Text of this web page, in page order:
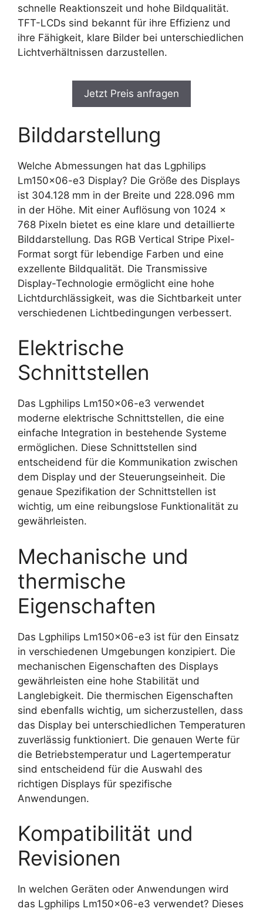
schnelle Reaktionszeit und hohe Bildqualität.
TFT-LCDs sind bekannt für ihre Effizienz und
ihre Fähigkeit, klare Bilder bei unterschiedlichen
Lichtverhältnissen darzustellen.
Jetzt Preis anfragen
Bilddarstellung
Welche Abmessungen hat das Lgphilips
Lm150x06-e3 Display? Die Größe des Displays
ist 304.128 mm in der Breite und 228.096 mm
in der Höhe. Mit einer Auflösung von 1024 x
768 Pixeln bietet es eine klare und detaillierte
Bilddarstellung. Das RGB Vertical Stripe Pixel-
Format sorgt für lebendige Farben und eine
exzellente Bildqualität. Die Transmissive
Display-Technologie ermöglicht eine hohe
Lichtdurchlässigkeit, was die Sichtbarkeit unter
verschiedenen Lichtbedingungen verbessert.
Elektrische
Schnittstellen
Das Lgphilips Lm150x06-e3 verwendet
moderne elektrische Schnittstellen, die eine
einfache Integration in bestehende Systeme
ermöglichen. Diese Schnittstellen sind
entscheidend für die Kommunikation zwischen
dem Display und der Steuerungseinheit. Die
genaue Spezifikation der Schnittstellen ist
wichtig, um eine reibungslose Funktionalität zu
gewährleisten.
Mechanische und
thermische
Eigenschaften
Das Lgphilips Lm150x06-e3 ist für den Einsatz
in verschiedenen Umgebungen konzipiert. Die
mechanischen Eigenschaften des Displays
gewährleisten eine hohe Stabilität und
Langlebigkeit. Die thermischen Eigenschaften
sind ebenfalls wichtig, um sicherzustellen, dass
das Display bei unterschiedlichen Temperaturen
zuverlässig funktioniert. Die genauen Werte für
die Betriebstemperatur und Lagertemperatur
sind entscheidend für die Auswahl des
richtigen Displays für spezifische
Anwendungen.
Kompatibilität und
Revisionen
In welchen Geräten oder Anwendungen wird
das Lgphilips Lm150x06-e3 verwendet? Dieses